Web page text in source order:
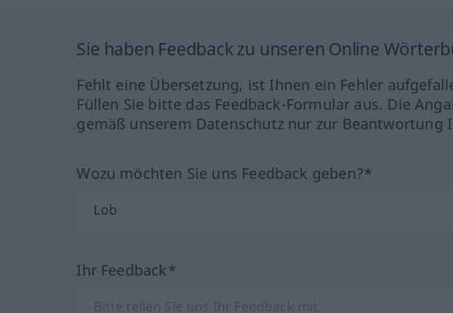
Sie haben Feedback zu unseren Online
Fehlt eine Übersetzung, ist Ihnen ein Fehler
Füllen Sie bitte das Feedback-Formular aus. Die
gemäß unserem Datenschutz nur zur Beantwortung
Wozu möchten Sie uns Feedback geben?*
Ihr Feedback*